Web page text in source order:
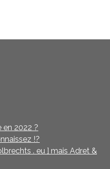
en 2022 ?
!?
. eu ] mais Adret &